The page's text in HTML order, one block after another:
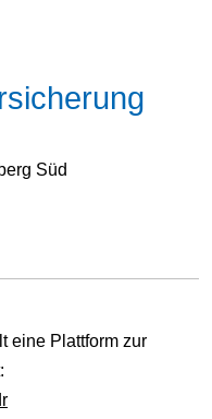
Süd
eine Plattform zur